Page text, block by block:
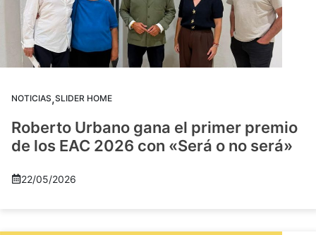
NOTICIAS,SLIDER HOME
Roberto Urbano gana el primer premio
de los EAC 2026 con «Será o no será»
22/05/2026